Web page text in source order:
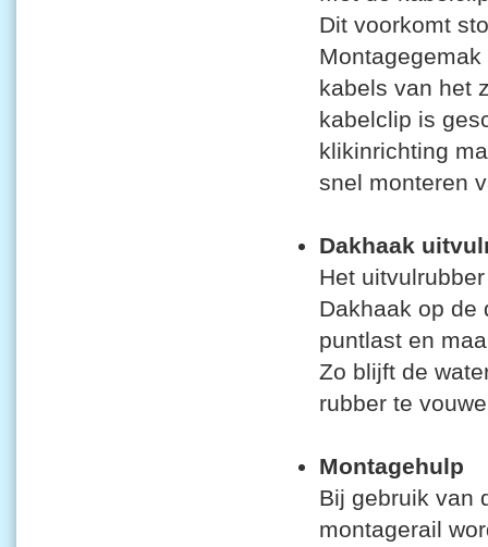
Dit voorkomt
kabels van het
kabelclip is
klikinrichting
snel monteren
Dakhaak
Het
Dakhaak op de
puntlast en
Zo blijft de
rubber te
Bij gebruik van
montagerail